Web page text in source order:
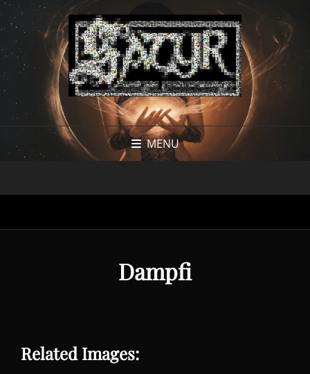
MENU
Dampfi
Related Images: